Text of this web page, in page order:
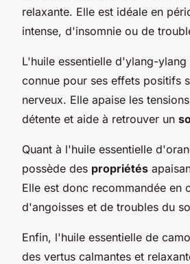
relaxante. Elle est idéale en
intense, d'insomnie ou de
L'huile essentielle d'ylang-ylang
connue pour ses effets positifs
nerveux. Elle apaise les
détente et aide à retrouver un
Quant à l'huile essentielle
possède des propriétés
Elle est donc recommandée en
d'angoisses et de troubles du
Enfin, l'huile essentielle de
des vertus calmantes et